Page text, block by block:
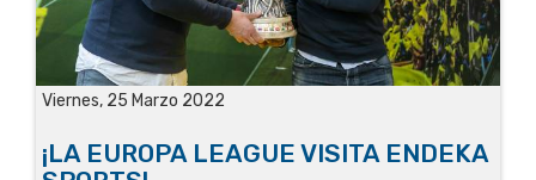
Viernes, 25 Marzo 2022
¡LA EUROPA LEAGUE VISITA ENDEKA